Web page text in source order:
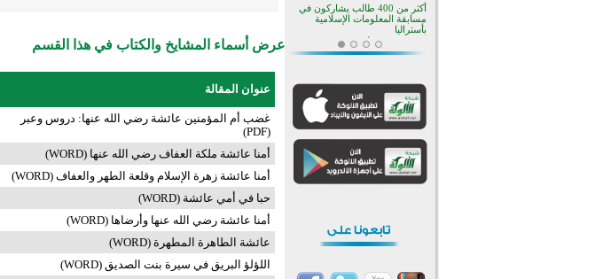
عرض أسماء المشايخ والكتاب في هذا القسم
عنوان المقالة
غضب أم المؤمنين عائشة رضي الله عنها: دروس وعبر
(PDF)
أمنا عائشة ملكة العفاف رضي الله عنها (WORD)
أمنا عائشة زهرة الإسلام وقلعة الطهر والعفاف (WORD)
حبا في أمي عائشة (WORD)
أمنا عائشة رضي الله عنها وأرضاها (WORD)
عائشة الطاهرة المطهرة (WORD)
اللؤلؤ البريق في سيرة بنت الصديق (WORD)
أكثر من 400 طالب يشاركون في
مسابقة المعلومات الإسلامية
بأستراليا
افتتاح تاريخي لأول مسجد في بلييفليا
بالجبل الأسود منذ أكثر من قرن
مسجد جديد في أجواء إيمانية مميزة
أكبر مشروع إسلامي في ريف
أستراليا يفتتح أبوابه بعد سنوات من
القرآن والتربية في صدارة البرامج
الصيفية للمسلمين في بينزا
وساراتوف وموردوفيا هذا العام
اختتام الدورة التاسعة لمسابقة حفظ
القيم وبناء الشخصية للشباب
المسلمين